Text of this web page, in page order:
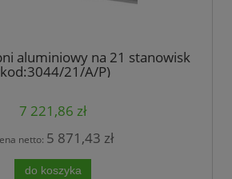
aluminiowy na 21 stanowisk
21/A/P)
7 221,86 zł
netto: 5 871,43 zł
do koszyka